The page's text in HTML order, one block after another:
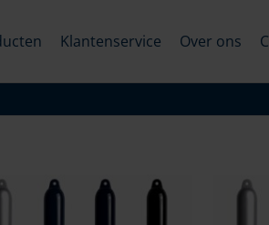
Klantenservice Over ons